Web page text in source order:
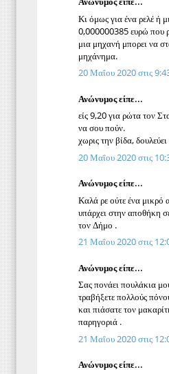
Κι όμως για ένα ρελέ ή
0,000000385 ευρώ που
μια μηχανή μπορει να
μηχάνημα.
20 Μαΐου 2020 στις
Ανώνυμος είπε...
είς 9,20 για ρώτα τον
να σου πούν.
χωρις την βίδα,
20 Μαΐου 2020 στις
Ανώνυμος είπε...
Καλά ρε ούτε ένα μικρό
υπάρχει στην αποθήκη
τον Δήμο .
21 Μαΐου 2020 στις
Ανώνυμος είπε...
Σας πονάει πουλάκια
τραβήξετε πολλούς
και πιάσατε τον
παρηγοριά .
21 Μαΐου 2020 στις
Ανώνυμος είπε...